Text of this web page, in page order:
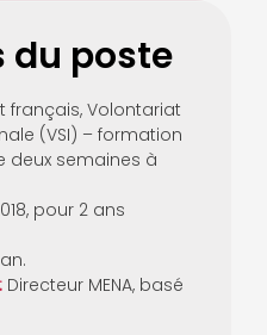
du poste
français, Volontariat
(VSI) – formation
deux semaines à
pour 2 ans
Directeur MENA, basé